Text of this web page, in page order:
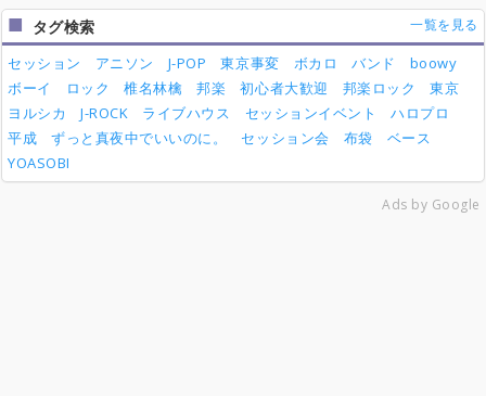
タグ検索 一覧を見る
セッション アニソン J-POP 東京事変 ボカロ バンド
boowy
ボーイ
ロック 椎名林檎 邦楽 初心者大歓迎 邦楽ロック
東京
ヨルシカ
J-ROCK ライブハウス セッションイベント
ハロプロ
平成
ずっと真夜中でいいのに。 セッション会 布袋
ベース
YOASOBI
Ads by Google